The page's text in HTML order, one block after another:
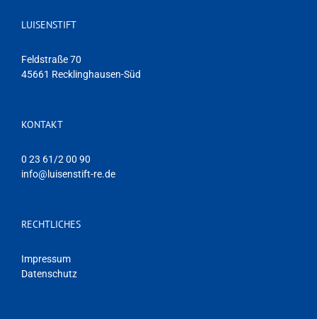
LUISENSTIFT
Feldstraße 70
45661 Recklinghausen-Süd
KONTAKT
0 23 61/2 00 90
info@luisenstift-re.de
RECHTLICHES
Impressum
Datenschutz